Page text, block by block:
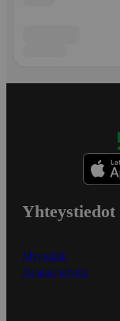
Yhteystiedot
Myymälät
Asiakaspalvelu